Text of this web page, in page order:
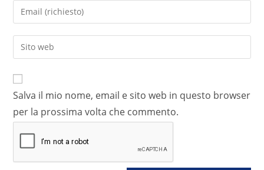
Salva il mio nome, email e sito web in questo browser
per la prossima volta che commento.